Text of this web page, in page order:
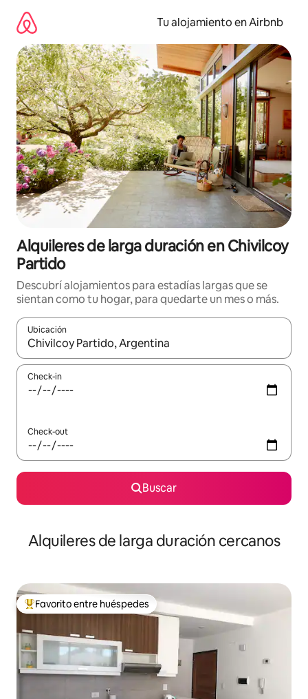
contenido
Tu alojamiento en Airbnb
Alquileres de larga duración en Chivilcoy
Partido
Descubrí alojamientos para estadías largas que se
sientan como tu hogar, para quedarte un mes o más.
Ubicación
Cuando los resultados estén disponibles, navegá con las
Check-in
Check-out
Buscar
Alquileres de larga duración cercanos
Favorito entre los huéspedes más destacados
Favorito entre huéspedes